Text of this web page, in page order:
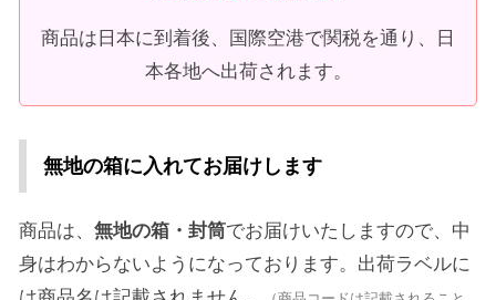
商品は日本に到着後、国際空港で関税を通り、日
本各地へ出荷されます。
無地の箱に入れてお届けします
商品は、 無地の箱・封筒でお届けいたしますので、中
身はわからないようになっております。出荷ラベルに